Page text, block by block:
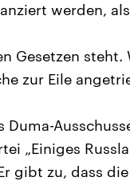
werden,
Gesetzen steht.
zur Eile
„Einiges
gibt zu, dass die